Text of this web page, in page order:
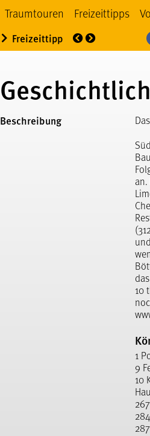
Traumtouren Freizeittipps
Freizeittipp Über uns
Veranstaltung
Beschreibung
10
1
9
10